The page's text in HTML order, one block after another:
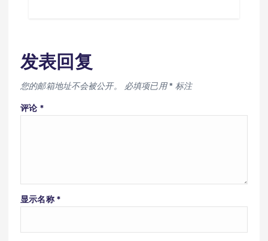
发表回复
您的邮箱地址不会被公开。 必填项已用* 标注
评论 *
显示名称 *